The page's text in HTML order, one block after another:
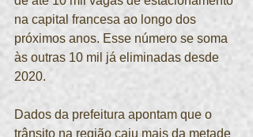
na capital francesa ao longo dos
próximos anos. Esse número se soma
às outras 10 mil já eliminadas desde
2020.
Dados da prefeitura apontam que o
trânsito na região caiu mais da metade